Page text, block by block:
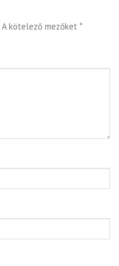
A kötelező mezőket *